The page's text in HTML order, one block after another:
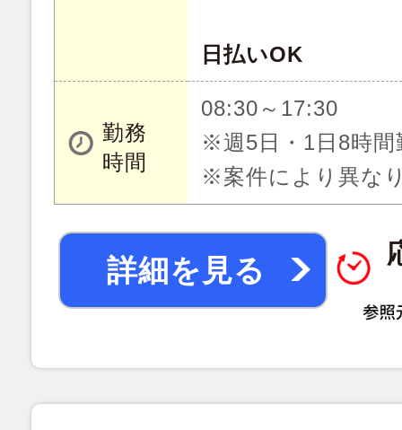
日払いOK
勤務
時間
08:30～17:30
※週5日・1日8時間
※案件により異な
詳細を見る